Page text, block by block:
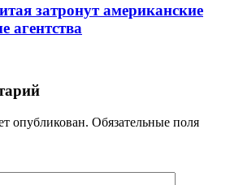
затронут американские
агентства
опубликован. Обязательные поля